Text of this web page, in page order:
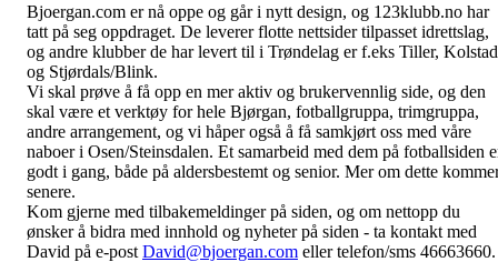
Bjoergan.com er nå oppe og går i nytt design, og 123klubb.no har
tatt på seg oppdraget. De leverer flotte nettsider tilpasset idrettslag,
og andre klubber de har levert til i Trøndelag er f.eks Tiller, Kolstad
og Stjørdals/Blink.
Vi skal prøve å få opp en mer aktiv og brukervennlig side, og den
skal være et verktøy for hele Bjørgan, fotballgruppa, trimgruppa,
andre arrangement, og vi håper også å få samkjørt oss med våre
naboer i Osen/Steinsdalen. Et samarbeid med dem på fotballsiden
godt i gang, både på aldersbestemt og senior. Mer om dette
senere.
Kom gjerne med tilbakemeldinger på siden, og om nettopp du
ønsker å bidra med innhold og nyheter på siden - ta kontakt med
David på e-post David@bjoergan.com eller telefon/sms 46663660.